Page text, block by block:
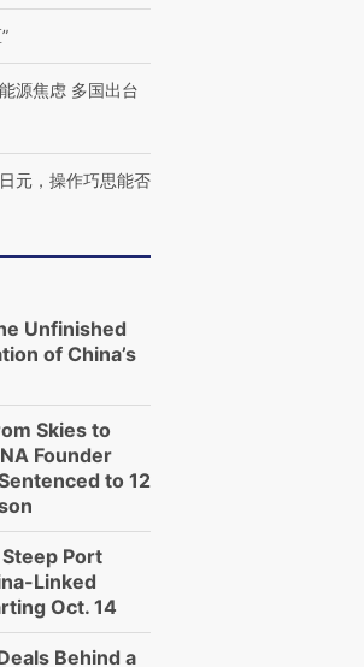
体内含3种
寻找100种
方式·第三对
CFO：不靠规模取胜，华
源焦虑 多国出台
元，操作巧思能否
Unfinished
of China’s
Skies to
Founder
to 12
Steep Port
Linked
Oct. 14
Behind a